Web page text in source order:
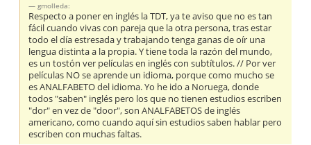
gmolleda:
Respecto a poner en inglés la TDT, ya te aviso que no es tan
fácil cuando vivas con pareja que la otra persona, tras estar
todo el día estresada y trabajando tenga ganas de oír una
lengua distinta a la propia. Y tiene toda la razón del mundo,
es un tostón ver películas en inglés con subtítulos. // Por ver
películas NO se aprende un idioma, porque como mucho se
es ANALFABETO del idioma. Yo he ido a Noruega, donde
todos "saben" inglés pero los que no tienen estudios escriben
"dor" en vez de "door", son ANALFABETOS de inglés
americano, como cuando aquí sin estudios saben hablar pero
escriben con muchas faltas.